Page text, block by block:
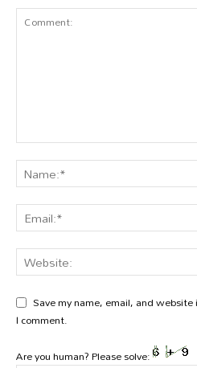
Save my name, email, and
I comment.
Are you human? Please solve: